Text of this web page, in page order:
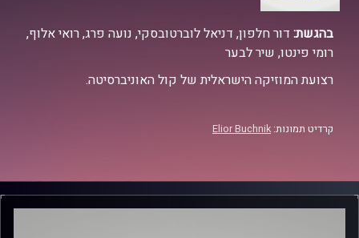
בהגשת: דור חלפון, דניאל לוברטובסקי, נועה פרג, רואי אלוף,
רומי פינטו, שיר לבער
רצועת המוזיקה הישראלית של קול האוניברסיטה.
קרדיט תמונות: Elior Buchnik